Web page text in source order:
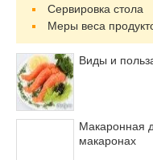
Сервировка стола
Меры веса
Виды и
Макаронная
макаронах